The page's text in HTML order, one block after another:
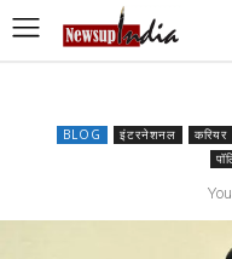
BLOG इंटरनेशनल करियर